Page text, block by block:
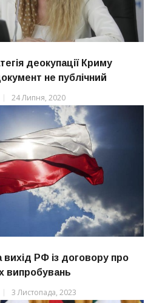
деокупації Криму
не публічний
24 Липня, 2020
РФ із договору про
випробувань
3 Листопада, 2023